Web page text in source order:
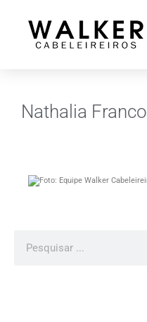
Nathalia Franco